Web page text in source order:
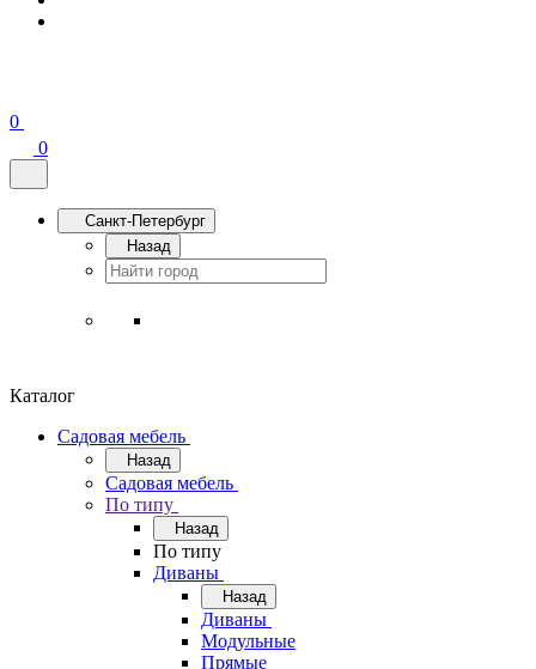
0
0
Санкт-Петербург
Назад
Каталог
Садовая мебель
Назад
Садовая мебель
По типу
Назад
По типу
Диваны
Назад
Диваны
Модульные
Прямые